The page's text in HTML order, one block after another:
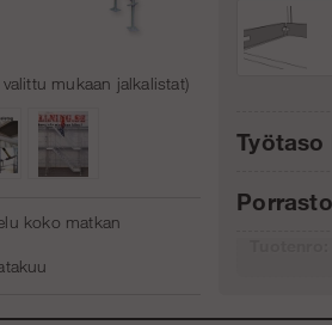
mukaan jalkalistat)
koko matkan
Työtaso
Rahti: